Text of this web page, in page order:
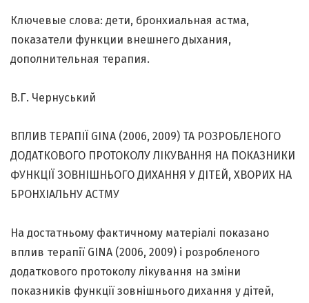
Ключевые слова: дети, бронхиальная астма,
показатели функции внешнего дыхания,
дополнительная терапия.
В.Г. Чернуський
ВПЛИВ ТЕРАПІЇ GINA (2006, 2009) ТА РОЗРОБЛЕНОГО
ДОДАТКОВОГО ПРОТОКОЛУ ЛІКУВАННЯ НА ПОКАЗНИКИ
ФУНКЦІЇ ЗОВНІШНЬОГО ДИХАННЯ У ДІТЕЙ, ХВОРИХ НА
БРОНХІАЛЬНУ АСТМУ
На достатньому фактичному матеріалі показано
вплив терапії GINA (2006, 2009) і розробленого
додаткового протоколу лікування на зміни
показників функції зовнішнього дихання у дітей,